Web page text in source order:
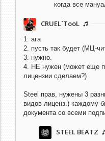
когда все
CRUEL`TooL
1. ага
2. пусть так будет (МЦ-
3. нужно.
4. НЕ нужен (может еще
лицензии сделаем?)
Steel прав, нужены 3
видов лиценз.) каждому
документа со всеми
STEEL BEATZ